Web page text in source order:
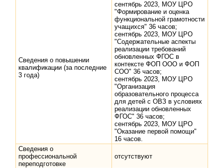
Сведения о повышении
квалификации (за последние
3 года)
сентябрь 2023, МОУ ЦРО
"Формирование и оценка
функциональной грамотности
учащихся" 36 часов;
сентябрь 2023, МОУ ЦРО
"Содержательные аспекты
реализации требований
обновленных ФГОС в
контексте ФОП ООО и ФОП
СОО" 36 часов;
сентябрь 2023, МОУ ЦРО
"Организация
образовательного процесса
для детей с ОВЗ в условиях
реализации обновленных
ФГОС" 36 часов;
сентябрь 2023, МОУ ЦРО
"Оказание первой помощи"
16 часов.
Сведения о
профессиональной
переподготовке
отсутствуют